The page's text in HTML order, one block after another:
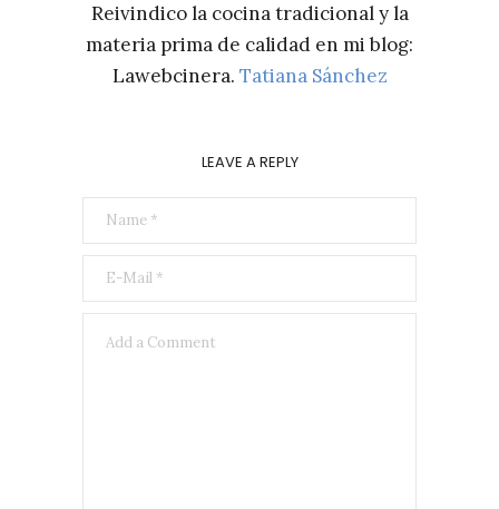
Reivindico la cocina tradicional y la
materia prima de calidad en mi blog:
Lawebcinera. Tatiana Sánchez
LEAVE A REPLY